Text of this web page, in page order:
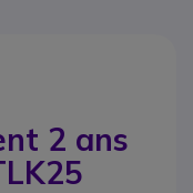
2 ans